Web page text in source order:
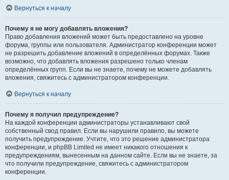
Вернуться к началу
Почему я не могу добавлять вложения?
Право добавления вложений может быть предоставлено на уровне
форума, группы или пользователя. Администратор конференции может
не разрешить добавление вложений в определённых форумах. Также
возможно, что добавлять вложения разрешено только членам
определённых групп. Если вы не знаете, почему не можете добавлять
вложения, свяжитесь с администратором конференции.
Вернуться к началу
Почему я получил предупреждение?
На каждой конференции администраторы устанавливают свой
собственный свод правил. Если вы нарушили правило, вы можете
получить предупреждение. Учтите, что это решение администратора
конференции, и phpBB Limited не имеет никакого отношения к
предупреждениям, вынесенным на данном сайте. Если вы не знаете, за
что получили предупреждение, свяжитесь с администратором
конференции.